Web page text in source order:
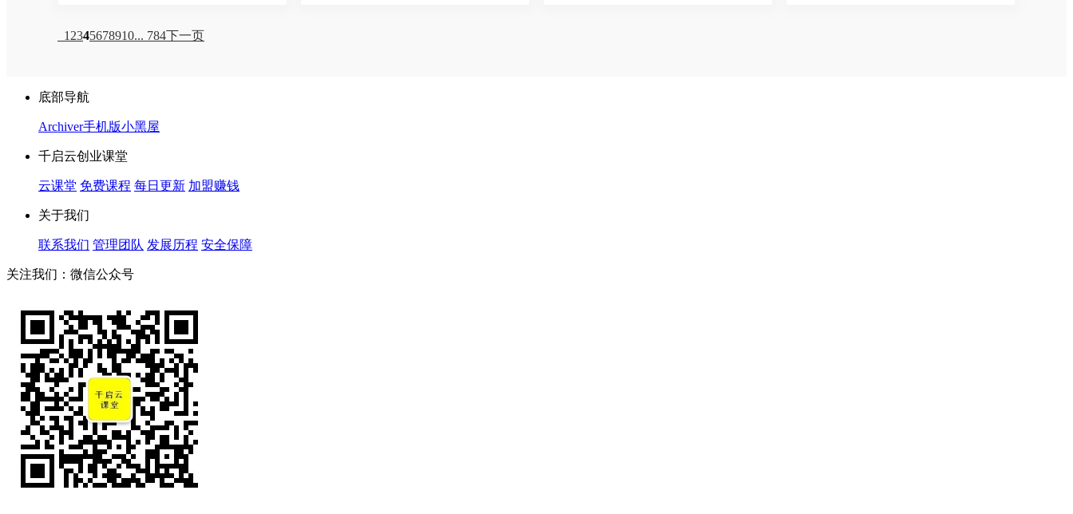
1 2345678910... 784下一页
底部导航
Archiver手机版小黑屋
千启云创业课堂
云课堂 免费课程 每日更新 加盟赚钱
关于我们
联系我们 管理团队 发展历程 安全保障
关注我们：微信公众号